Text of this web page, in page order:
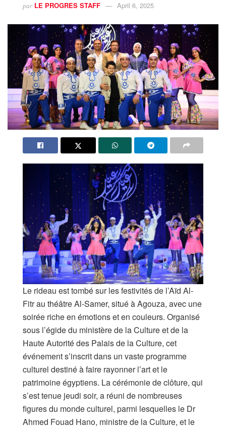
par LE PROGRES STAFF April 6, 2025
Le rideau est tombé sur les festivités de l’Aïd Al-
Fitr au théâtre Al-Samer, situé à Agouza, avec une
soirée riche en émotions et en couleurs. Organisé
sous l’égide du ministère de la Culture et de la
Haute Autorité des Palais de la Culture, cet
événement s’inscrit dans un vaste programme
culturel destiné à faire rayonner l’art et le
patrimoine égyptiens. La cérémonie de clôture, qui
s’est tenue jeudi soir, a réuni de nombreuses
figures du monde culturel, parmi lesquelles le Dr
Ahmed Fouad Hano, ministre de la Culture, et le